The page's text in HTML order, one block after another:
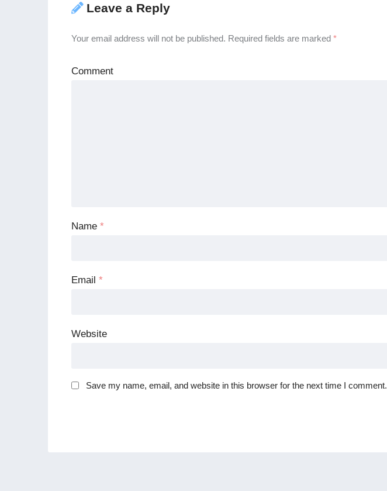
Leave a Reply
Your email address will not be published. Required fields are marked *
Comment
Name *
Email *
Website
Save my name, email, and website in this browser for the next time I comment.